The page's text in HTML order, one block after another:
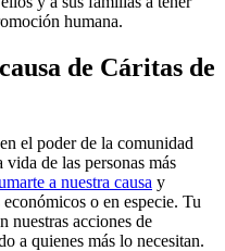
humana.
de Cáritas de
el poder de la comunidad
de las personas más
a nuestra causa y
o en especie. Tu
nuestras acciones de
a quienes más lo necesitan.